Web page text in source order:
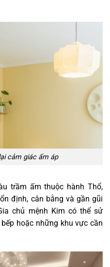
cảm giác ấm áp
trầm ấm thuộc hành Thổ,
định, cân bằng và gần gũi
chủ mệnh Kim có thể sử
hoặc những khu vực cần